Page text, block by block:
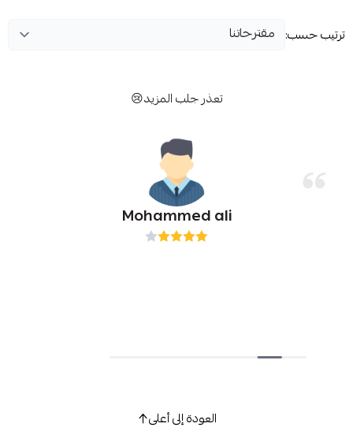
حسب:
تعذر جلب المزيد😢
Mohammed ali
العودة إلى أعلى